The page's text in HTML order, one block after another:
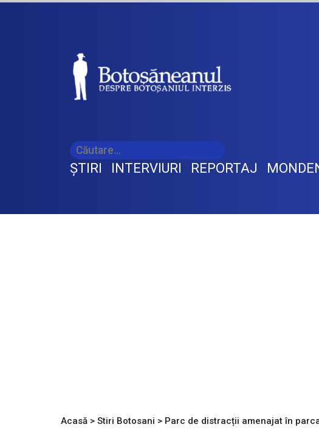
ŞTIRI INTERVIURI REPORTAJ
Acasă > Stiri Botosani > Parc de distracții amenajat în